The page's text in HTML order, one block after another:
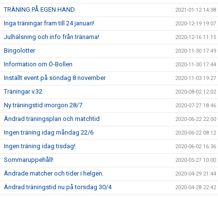
TRÄNING PÅ EGEN HAND 2021-01-12 14:38
Inga träningar fram till 24 januari! 2020-12-19 19:07
Julhälsning och info från tränarna! 2020-12-16 11:15
Bingolotter 2020-11-30 17:49
Information om Ö-Bollen 2020-11-30 17:44
Inställt event på söndag 8 november 2020-11-03 19:27
Träningar v.32 2020-08-02 12:02
Ny träningstid imorgon 28/7 2020-07-27 18:46
Ändrad träningsplan och matchtid 2020-06-22 22:00
Ingen träning idag måndag 22/6 2020-06-22 08:12
Ingen träning idag tisdag! 2020-06-02 16:36
Sommaruppehåll! 2020-05-27 10:00
Ändrade matcher och tider i helgen. 2020-04-29 21:44
Ändrad träningstid nu på torsdag 30/4 2020-04-28 22:42